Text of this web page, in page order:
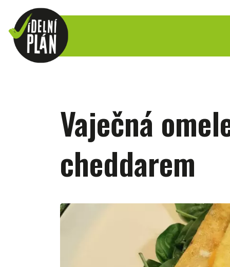
Vaječná
cheddarem